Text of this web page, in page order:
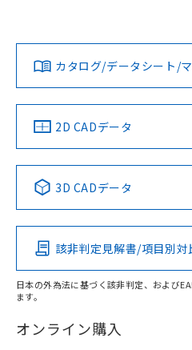
タイムチャート
上、n: 12mm以上
検出領域
ダウンロードデータをご利用い
みください。
ソフトウェアの使用条件
対応済み
中国 RoHS 注意事項・凡例
Pb Hg
O
在庫等で未対応品が混在する可
LR型式承認
（イギリス
船舶規格）
DNV型式承認
（ノルウェー
No No
この製品の
その他の認証はこちら
カタログ/データシート/
2D CADデータ
3D CADデータ
該非判定見解書/項目別対
日本の外為法に基づく該非判定、および
ます。
オンライン購入